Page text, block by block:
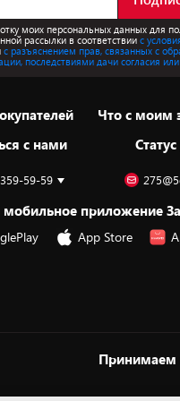
моих персональных данных для
рассылки в соответствиис
с разъяснением прав, связанных с
последствиями дачи согласия или
с нами
Что с моим
59-59
мобильное приложение
App Store
Принимаем